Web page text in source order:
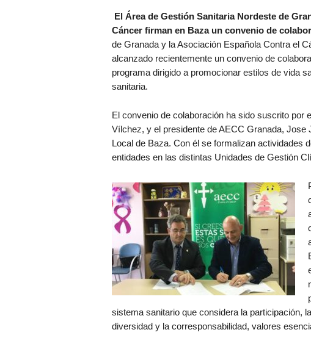
El Área de Gestión Sanitaria Nordeste de
Cáncer firman en Baza un convenio de
de Granada y la Asociación Española Contra el
alcanzado recientemente un convenio de
programa dirigido a promocionar estilos de vida
sanitaria.
El convenio de colaboración ha sido suscrito por
Vílchez, y el presidente de AECC Granada,
Local de Baza. Con él se formalizan actividades
entidades en las distintas Unidades de Gestión
sistema sanitario que considera la participación,
diversidad y la corresponsabilidad, valores